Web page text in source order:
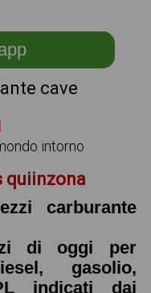
cave
intorno
quiinzona
carburante
di oggi per
gasolio,
indicati dai